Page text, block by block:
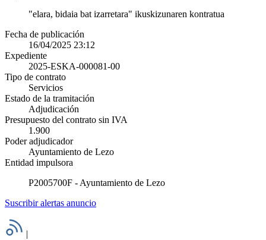
"elara, bidaia bat izarretara" ikuskizunaren kontratua
Fecha de publicación
16/04/2025 23:12
Expediente
2025-ESKA-000081-00
Tipo de contrato
Servicios
Estado de la tramitación
Adjudicación
Presupuesto del contrato sin IVA
1.900
Poder adjudicador
Ayuntamiento de Lezo
Entidad impulsora
P2005700F - Ayuntamiento de Lezo
Suscribir alertas anuncio
|